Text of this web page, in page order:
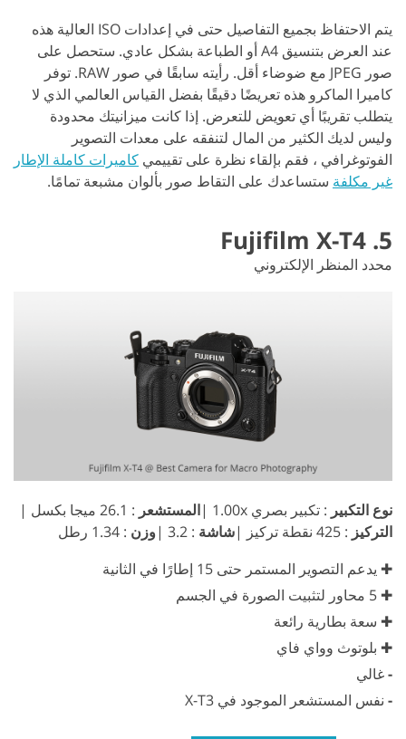
يتم الاحتفاظ بجميع التفاصيل حتى في إعدادات ISO العالية هذه
عند العرض بتنسيق A4 أو الطباعة بشكل عادي. ستحصل على
صور JPEG مع ضوضاء أقل. رأيته سابقًا في صور RAW. توفر
كاميرا الماكرو هذه تعريضًا دقيقًا بفضل القياس العالمي الذي لا
يتطلب تقريبًا أي تعويض للتعرض. إذا كانت ميزانيتك محدودة
وليس لديك الكثير من المال لتنفقه على معدات التصوير
الفوتوغرافي ، فقم بإلقاء نظرة على تقييمي كاميرات كاملة الإطار
غير مكلفة ستساعدك على التقاط صور بألوان مشبعة تمامًا.
5. Fujifilm X-T4
محدد المنظر الإلكتروني
نوع التكبير : تكبير بصري 1.00x | المستشعر : 26.1 ميجا بكسل |
التركيز : 425 نقطة تركيز | شاشة : 3.2 | وزن : 1.34 رطل
✚ يدعم التصوير المستمر حتى 15 إطارًا في الثانية
✚ 5 محاور لتثبيت الصورة في الجسم
✚ سعة بطارية رائعة
✚ بلوتوث وواي فاي
-غالي
- نفس المستشعر الموجود في X-T3